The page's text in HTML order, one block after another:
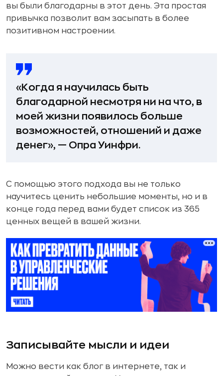
вы были благодарны в этот день. Эта простая
привычка позволит вам засыпать в более
позитивном настроении.
«Когда я научилась быть
благодарной несмотря ни на что, в
моей жизни появилось больше
возможностей, отношений и даже
денег», — Опра Уинфри.
С помощью этого подхода вы не только
научитесь ценить небольшие моменты, но и в
конце года перед вами будет список из 365
ценных вещей в вашей жизни.
Записывайте мысли и идеи
Можно вести как блог в интернете, так и